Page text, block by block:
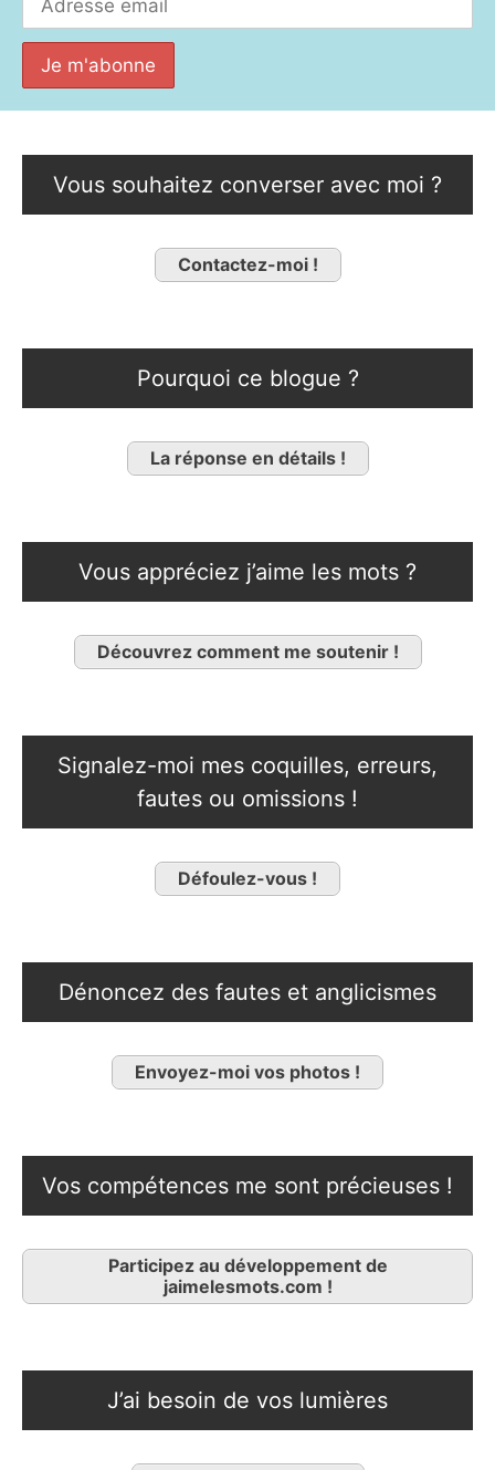
Vous souhaitez converser avec moi ?
Contactez-moi !
Pourquoi ce blogue ?
La réponse en détails !
Vous appréciez j’aime les mots ?
Découvrez comment me soutenir !
Signalez-moi mes coquilles, erreurs,
fautes ou omissions !
Défoulez-vous !
Dénoncez des fautes et anglicismes
Envoyez-moi vos photos !
Vos compétences me sont précieuses !
Participez au développement de
jaimelesmots.com !
J’ai besoin de vos lumières